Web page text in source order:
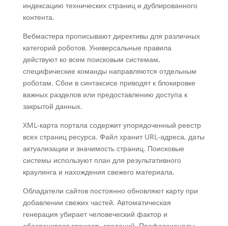
индексацию технических страниц и дублированного
контента.
Вебмастера прописывают директивы для различных
категорий роботов. Универсальные правила
действуют ко всем поисковым системам,
специфические команды направляются отдельным
роботам. Сбои в синтаксисе приводят к блокировке
важных разделов или предоставлению доступа к
закрытой данных.
XML-карта портала содержит упорядоченный реестр
всех страниц ресурса. Файл хранит URL-адреса, даты
актуализации и значимость страниц. Поисковые
системы используют план для результативного
краулинга и нахождения свежего материала.
Обладатели сайтов постоянно обновляют карту при
добавлении свежих частей. Автоматическая
генерация убирает человеческий фактор и